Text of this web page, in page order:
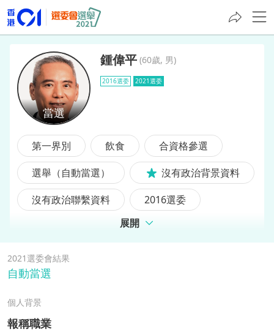
鍾偉平
鍾偉平 (60歲, 男)
2016選委 2021選委
第一界別 飲食
合資格參選
選舉（自動當選）
沒有政治背景資料
沒有政治聯繫資料
2016選委
展開
2021選委會結果
自動當選
個人背景
報稱職業